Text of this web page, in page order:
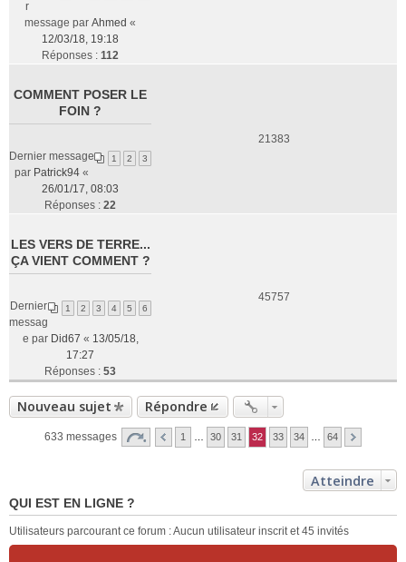
r
message par Ahmed «
12/03/18, 19:18
Réponses : 112
COMMENT POSER LE
FOIN ?
1 2 3
Dernier message
par Patrick94 «
26/01/17, 08:03
Réponses : 22
21383
LES VERS DE TERRE...
ÇA VIENT COMMENT ?
1 2 3 4 5 6
Dernier
messag
e par Did67 « 13/05/18,
17:27
Réponses : 53
45757
Nouveau sujet Répondre
633 messages 1 30 31 32 33 34 64
Atteindre
QUI EST EN LIGNE ?
Utilisateurs parcourant ce forum : Aucun utilisateur inscrit et 45 invités